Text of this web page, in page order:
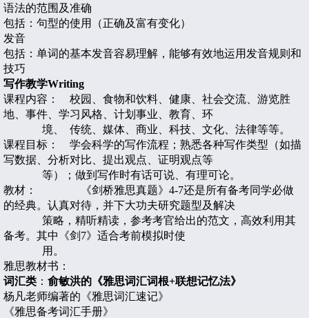
语法的范围及准确
包括：句型的使用（正确及富有变化）
发音
包括：单词的基本发音容易理解，能够有效地运用发音规则和
技巧
写作教学Writing
课程内容： 校园、食物和饮料、健康、社会交流、游览胜
地、事件、学习风格、计划事业、教育、环
境、 传统、媒体、商业、科技、文化、法律等等。
课程目标： 学会科学的写作流程；熟悉各种写作类型（如描
写数据、分析对比、提出观点、证明观点等
等）；做到写作时有话可说、有理可论。
教材：
《剑桥雅思真题》 4-7还是所有备考同学必做
的经典。认真对待，并下大功夫研究题型及解决
策略，精听精读，参考考官给出的范文，高效利用其
备考。其中《剑 7》适合考前模拟时使
用。
雅思教材书：
词汇类 ： 俞敏洪的《雅思词汇词根+联想记忆法》
杨凡老师编著的《雅思词汇速记》
《雅思备考词汇手册》